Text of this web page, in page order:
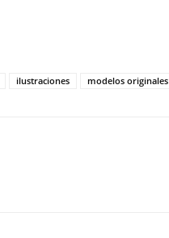
ilustraciones modelos originales